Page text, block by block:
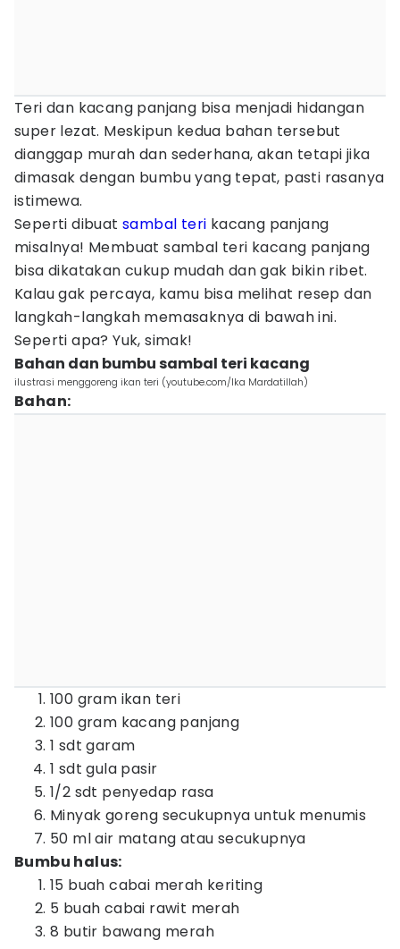
Teri dan kacang panjang bisa menjadi hidangan
super lezat. Meskipun kedua bahan tersebut
dianggap murah dan sederhana, akan tetapi jika
dimasak dengan bumbu yang tepat, pasti rasanya
istimewa.
Seperti dibuatsambal teri kacang panjang
misalnya! Membuat sambal teri kacang panjang
bisa dikatakan cukup mudah dan gak bikin ribet.
Kalau gak percaya, kamu bisa melihat resep dan
langkah-langkah memasaknya di bawah ini.
Seperti apa? Yuk, simak!
Bahan dan bumbu sambal teri kacang
ilustrasi menggoreng ikan teri (youtube.com/Ika Mardatillah)
Bahan:
100 gram ikan teri
100 gram kacang panjang
1 sdt garam
1 sdt gula pasir
1/2 sdt penyedap rasa
Minyak goreng secukupnya untuk menumis
50 ml air matang atau secukupnya
Bumbu halus:
15 buah cabai merah keriting
5 buah cabai rawit merah
8 butir bawang merah